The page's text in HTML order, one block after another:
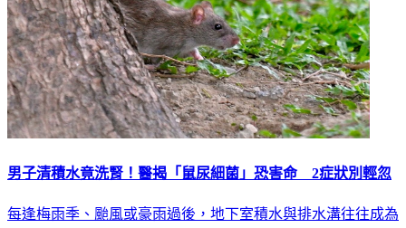
男子清積水竟洗腎！醫揭「鼠尿細菌」恐害命 2症狀別輕忽
每逢梅雨季、颱風或豪雨過後，地下室積水與排水溝往往成為